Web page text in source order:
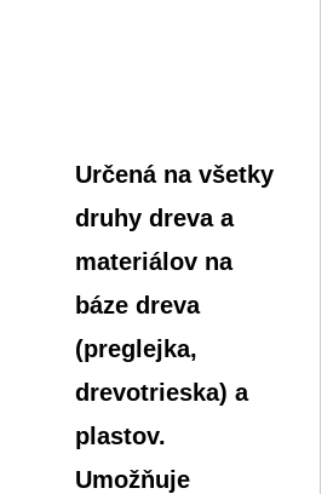
Určená na všetky
druhy dreva a
materiálov na
báze dreva
(preglejka,
drevotrieska) a
plastov.
Umožňuje